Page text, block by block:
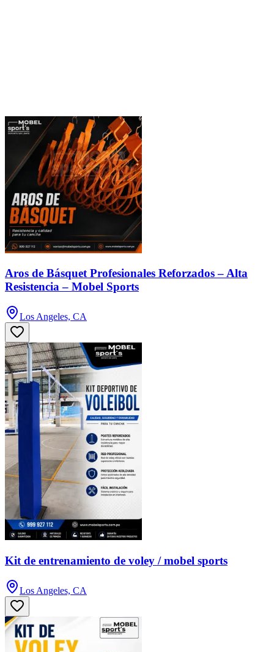
Aros de Básquet Profesionales Reforzados – Alta
Resistencia – Mobel Sports
Los Angeles, CA
Kit de entrenamiento de voley / mobel sports
Los Angeles, CA